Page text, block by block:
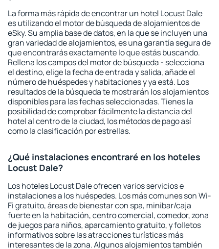
La forma más rápida de encontrar un hotel Locust Dale
es utilizando el motor de búsqueda de alojamientos de
eSky. Su amplia base de datos, en la que se incluyen una
gran variedad de alojamientos, es una garantía segura de
que encontrarás exactamente lo que estás buscando.
Rellena los campos del motor de búsqueda - selecciona
el destino, elige la fecha de entrada y salida, añade el
número de huéspedes y habitaciones y ya está. Los
resultados de la búsqueda te mostrarán los alojamientos
disponibles para las fechas seleccionadas. Tienes la
posibilidad de comprobar fácilmente la distancia del
hotel al centro de la ciudad, los métodos de pago así
como la clasificación por estrellas.
¿Qué instalaciones encontraré en los hoteles
Locust Dale?
Los hoteles Locust Dale ofrecen varios servicios e
instalaciones a los huéspedes. Los más comunes son Wi-
Fi gratuito, áreas de bienestar con spa, minibar/caja
fuerte en la habitación, centro comercial, comedor, zona
de juegos para niños, aparcamiento gratuito, y folletos
informativos sobre las atracciones turísticas más
interesantes de la zona. Algunos alojamientos también